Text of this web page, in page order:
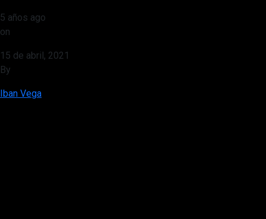
5 años ago
on
15 de abril, 2021
By
Iban Vega